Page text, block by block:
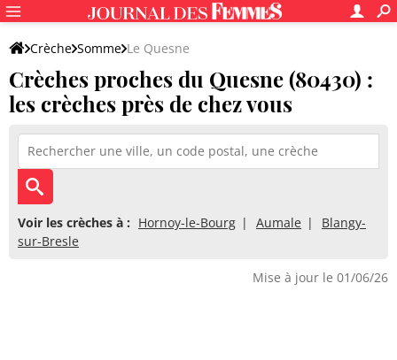
Crèche Somme Le Quesne
Crèches proches du Quesne (80430) :
les crèches près de chez vous
Voir les crèches à : Hornoy-le-Bourg Aumale
Blangy-
sur-Bresle
Mise à jour le 01/06/26